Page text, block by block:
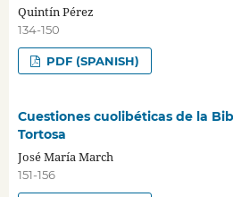
Quintín Pérez
134-150
PDF (SPANISH)
Cuestiones cuolibéticas de la
Tortosa
José María March
151-156